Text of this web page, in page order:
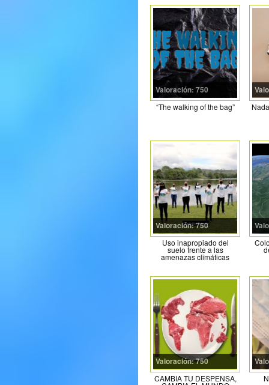
Valoración: 750
“The walking of the bag”
Valoración: 750
Uso inapropiado del
suelo frente a las
amenazas climáticas
Valoración: 750
CAMBIA TU DESPENSA,